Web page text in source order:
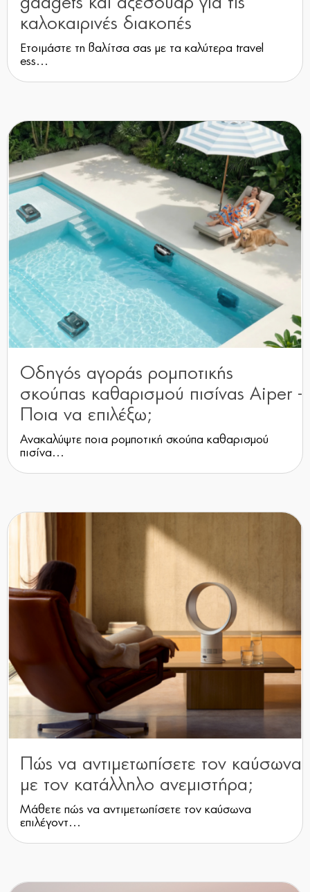
καλοκαιρινές διακοπές
Ετοιμάστε τη βαλίτσα σας με τα καλύτερα travel
ess...
Οδηγός αγοράς ρομποτικής
σκούπας καθαρισμού πισίνας Aiper -
Ποια να επιλέξω;
Ανακαλύψτε ποια ρομποτική σκούπα καθαρισμού
πισίνα...
Πώς να αντιμετωπίσετε τον καύσωνα
με τον κατάλληλο ανεμιστήρα;
Μάθετε πώς να αντιμετωπίσετε τον καύσωνα
επιλέγοντ...